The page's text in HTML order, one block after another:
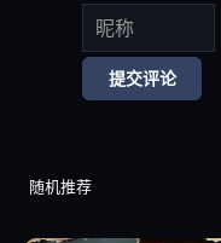
提交评论
随机推荐